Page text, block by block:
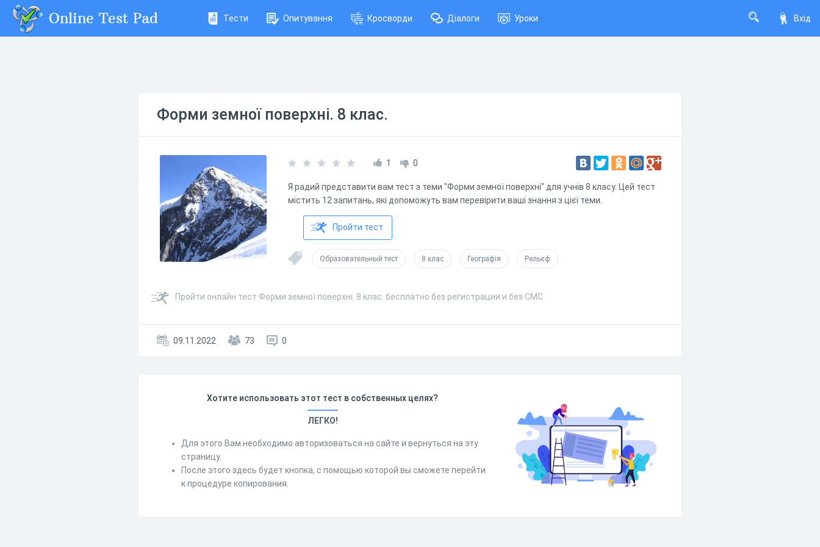
Вхід
Online Test Pad Тести Опитування Кросворди Діалоги Уроки
Форми земної поверхні. 8 клас.
1 0
Я радий представити вам тест з теми "Форми земної поверхні" для учнів 8 класу. Цей тест
містить 12 запитань, які допоможуть вам перевірити ваші знання з цієї теми.
Пройти тест
Образовательный тест 8 клас Географія Рельєф
Пройти онлайн тест Форми земної поверхні. 8 клас. бесплатно без регистрации и без СМС
09.11.2022 73 0
Хотите использовать этот тест в собственных целях?
ЛЕГКО!
Для этого Вам необходимо авторизоваться на сайте и вернуться на эту
страницу.
После этого здесь будет кнопка, с помощью которой вы сможете перейти
к процедуре копирования.